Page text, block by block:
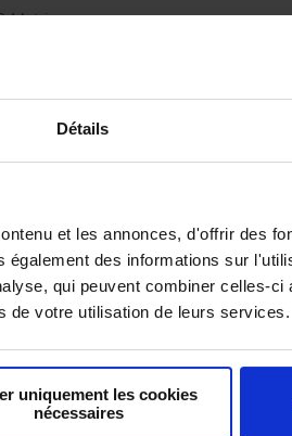
Détails
et les annonces, d'offrir des
des informations sur
qui peuvent combiner celles-
de votre utilisation de leurs services.
uniquement les cookies
nécessaires
Matrix
cuisses réglable
et Emergency Assist